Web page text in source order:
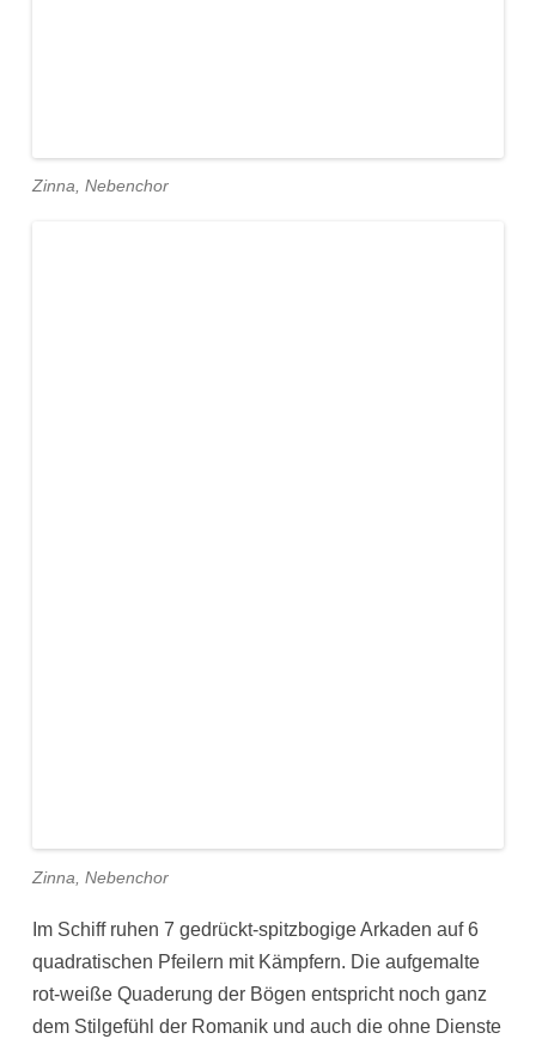
Zinna, Nebenchor
Zinna, Nebenchor
Im Schiff ruhen 7 gedrückt-spitzbogige Arkaden auf 6
quadratischen Pfeilern mit Kämpfern. Die aufgemalte
rot-weiße Quaderung der Bögen entspricht noch ganz
dem Stilgefühl der Romanik und auch die ohne Dienste